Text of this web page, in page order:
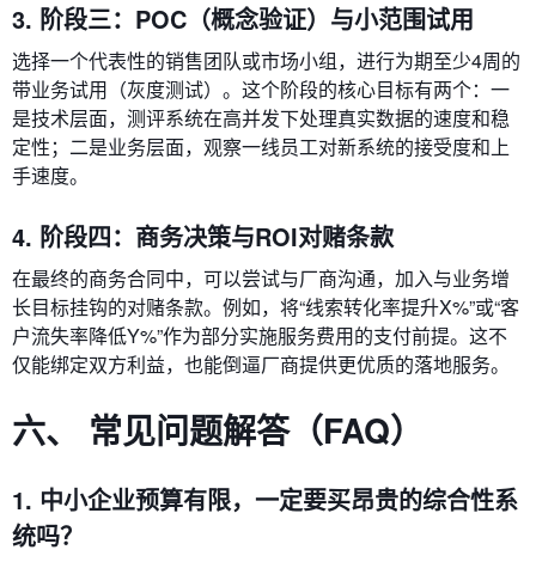
3. 阶段三：POC（概念验证）与小范围试用
选择一个代表性的销售团队或市场小组，进行为期至少4周的
带业务试用（灰度测试）。这个阶段的核心目标有两个：一
是技术层面，测评系统在高并发下处理真实数据的速度和稳
定性；二是业务层面，观察一线员工对新系统的接受度和上
手速度。
4. 阶段四：商务决策与ROI对赌条款
在最终的商务合同中，可以尝试与厂商沟通，加入与业务增
长目标挂钩的对赌条款。例如，将“线索转化率提升X%”或“客
户流失率降低Y%”作为部分实施服务费用的支付前提。这不
仅能绑定双方利益，也能倒逼厂商提供更优质的落地服务。
六、 常见问题解答（FAQ）
1. 中小企业预算有限，一定要买昂贵的综合性系
统吗？